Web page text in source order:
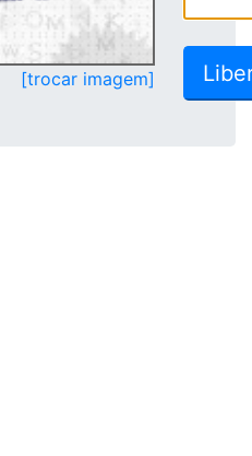
[trocar imagem]